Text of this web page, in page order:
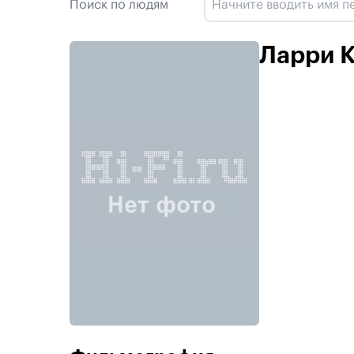
Поиск по людям
Ларри